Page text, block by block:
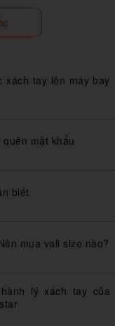
xách tay lên máy bay
mật khẩu
biết
mua vali size nào?
lý xách tay của